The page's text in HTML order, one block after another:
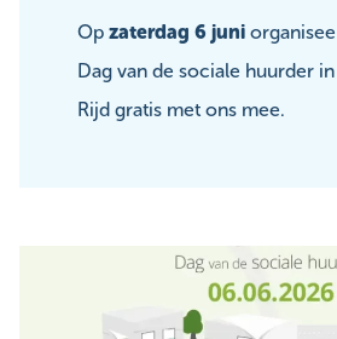
Op zaterdag 6 juni
Dag van de sociale huurder
Rijd gratis met ons mee.